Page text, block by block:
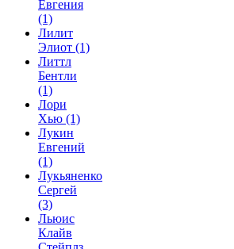
Евгения
(1)
Лилит
Элиот (1)
Литтл
Бентли
(1)
Лори
Хью (1)
Лукин
Евгений
(1)
Лукьяненко
Сергей
(3)
Льюис
Клайв